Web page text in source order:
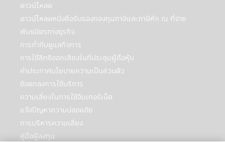
รูปแบบข้อมูล
ข้อมูลที่ทางบริษัทฯ เก็บนั้นจัดทำเพื่อให้บริษัทฯ
สามารถให้บริการสินค้าทางการเงินแก่ลูกค้า ซึ่ง
ข้อมูลประกอบด้วย ชื่อ, ที่อยู่, วันเกิด, ข้อมูล
อื่นๆ เช่น อาชีพ, รายได้ประจำปีของท่าน ซึ่งได้
จากใบสมัครเปิดบัญชีและข้อมูลของท่านเพื่อใช้
บริการทางอินเตอร์เน็ตของบริษัทฯ
บริษัทฯอาจจะเก็บข้อมูลเพิ่มเติมจากท่านอีกเมื่อ
ท่านใช้ศูนยบริการและดูแลลูกค้าของบริษัทฯ
ผ่านระบบออนไลน์หรือโทรศัพท์ เพื่อที่บริษัทฯจะ
ได้จัดเตรียมสินค้าและบริการที่ดียิ่งขึ้นทีเหมาะ
กับท่าน
ดาวน์โหลด
ดาวน์โหลดหนังสือรับรองกองทุนภาษีและภาษีหัก ณ ที่จ่าย
พันธมิตรทางธุรกิจ
การกำกับดูแลกิจการ
การใช้สิทธิออกเสียงในที่ประชุมผู้ถือหุ้น
คำประกาศนโยบายความเป็นส่วนตัว
ข้อตกลงการใช้บริการ
ความเสี่ยงในการใช้อินเทอร์เน็ต
แจ้งปัญหาความปลอดภัย
การบริหารความเสี่ยง
คู่มือผู้ลงทุน